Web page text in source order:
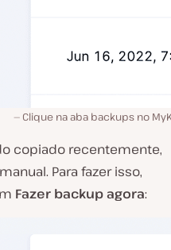
Clique na aba backups no
copiado recentemente,
Para fazer isso,
Fazer backup agora: